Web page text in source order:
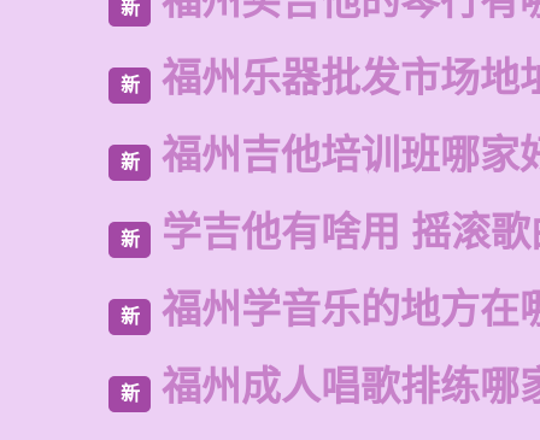
新
新 福州乐器批发市场地
新 福州吉他培训班哪家
新 学吉他有啥用 摇滚歌
新 福州学音乐的地方在
新 福州成人唱歌排练哪